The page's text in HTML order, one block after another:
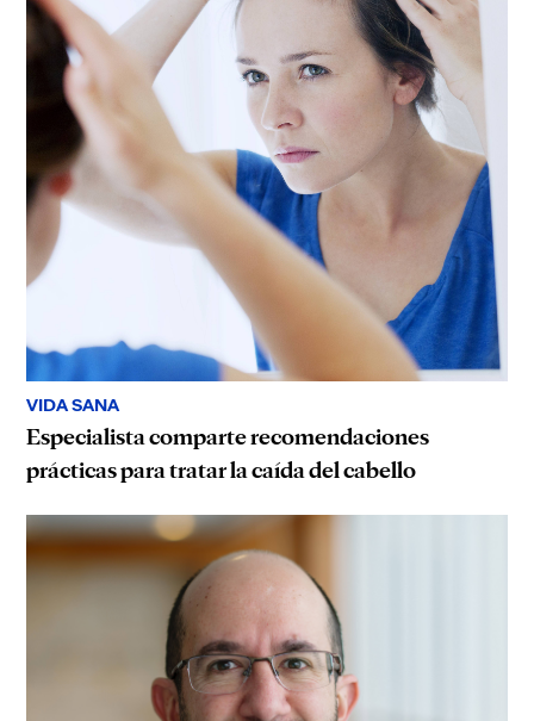
VIDA SANA
Especialista comparte recomendaciones
prácticas para tratar la caída del cabello